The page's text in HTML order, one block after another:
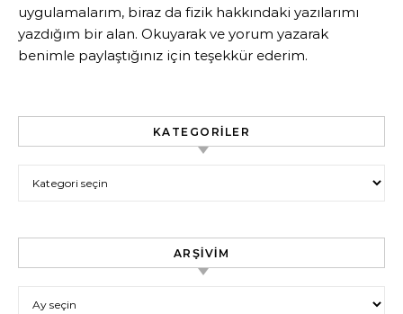
uygulamalarım, biraz da fizik hakkındaki yazılarımı
yazdığım bir alan. Okuyarak ve yorum yazarak
benimle paylaştığınız için teşekkür ederim.
KATEGORILER
ARŞIVIM